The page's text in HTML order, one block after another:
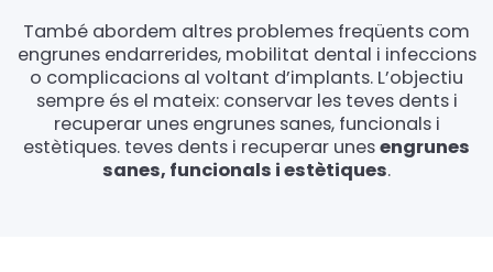
També abordem altres problemes freqüents com
engrunes endarrerides, mobilitat dental i infeccions
o complicacions al voltant d’implants. L’objectiu
sempre és el mateix: conservar les teves dents i
recuperar unes engrunes sanes, funcionals i
estètiques. teves dents i recuperar unesengrunes
sanes, funcionals i estètiques.